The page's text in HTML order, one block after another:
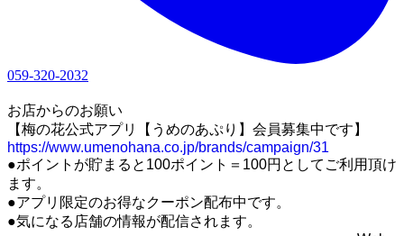
059-320-2032
お店からのお願い
【梅の花公式アプリ【うめのあぷり】会員募集中です】
https://www.umenohana.co.jp/brands/campaign/31
●ポイントが貯まると100ポイント＝100円としてご利用頂け
ます。
●アプリ限定のお得なクーポン配布中です。
●気になる店舗の情報が配信されます。